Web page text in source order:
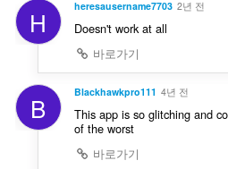
H heresausername7703 2년 전
Doesn't work at all
바로가기
B Blackhawkpro111 4년 전
This app is so glitching and
of the worst
바로가기